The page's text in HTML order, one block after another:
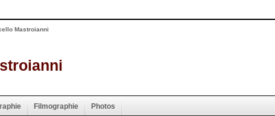
Mastroianni
Filmographie Photos